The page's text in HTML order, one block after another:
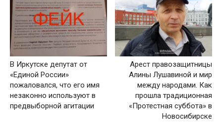
В Иркутске депутат от
«Единой России»
пожаловался, что его имя
незаконно используют в
предвыборной агитации
Арест правозащитницы
Алины Лушавиной и мир
между народами. Как
прошла традиционная
«Протестная суббота» в
Новосибирске